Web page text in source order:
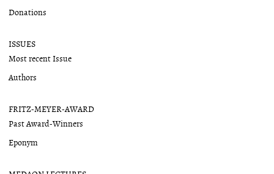
Donations
ISSUES
Most recent Issue
Authors
FRITZ-MEYER-AWARD
Past Award-Winners
Eponym